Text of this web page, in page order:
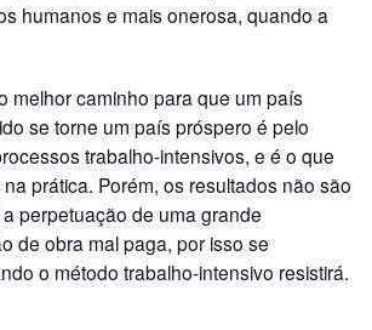
humanos e mais onerosa, quando a
melhor caminho para que um país
se torne um país próspero é pelo
trabalho-intensivos, e é o que
prática. Porém, os resultados não são
perpetuação de uma grande
de obra mal paga, por isso se
o método trabalho-intensivo resistirá.